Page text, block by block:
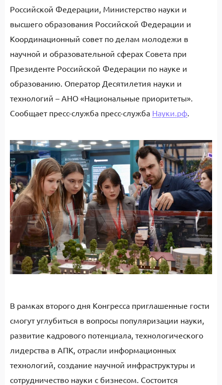
Российской Федерации, Министерство науки и
высшего образования Российской Федерации и
Координационный совет по делам молодежи в
научной и образовательной сферах Совета при
Президенте Российской Федерации по науке и
образованию. Оператор Десятилетия науки и
технологий – АНО «Национальные приоритеты».
Сообщает пресс-служба пресс-служба Науки.рф.
В рамках второго дня Конгресса приглашенные гости
смогут углубиться в вопросы популяризации науки,
развитие кадрового потенциала, технологического
лидерства в АПК, отрасли информационных
технологий, создание научной инфраструктуры и
сотрудничество науки с бизнесом. Состоится